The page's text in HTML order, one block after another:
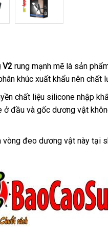
V2 rung mạnh mẽ là sản
khúc xuất khẩu nên chất
chất liệu silicone nhập
ở đầu amazon
và gốc dương vật
vòng đeo dương vật này tại